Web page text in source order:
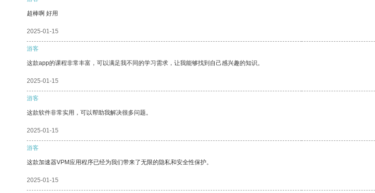
超棒啊 好用
2025-01-15
游客
这款app的课程非常丰富，可以满足我不同的学习需求，让我能够找到自己感兴趣的知识。
2025-01-15
游客
这款软件非常实用，可以帮助我解决很多问题。
2025-01-15
游客
这款加速器VPM应用程序已经为我们带来了无限的隐私和安全性保护。
2025-01-15